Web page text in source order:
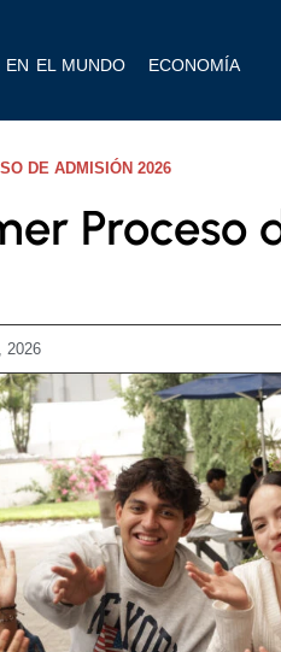
EN EL MUNDO ECONOMÍA
DE ADMISIÓN 2026
Proceso
2026